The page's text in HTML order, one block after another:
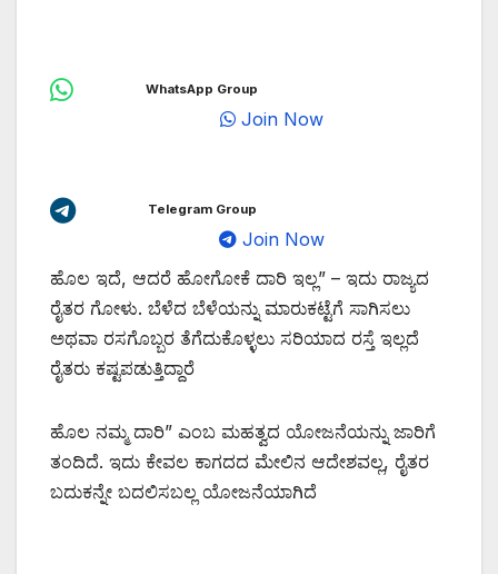
WhatsApp Group
Join Now
Telegram Group
Join Now
ಹೊಲ ಇದೆ, ಆದರೆ ಹೋಗೋಕೆ ದಾರಿ ಇಲ್ಲ” – ಇದು ರಾಜ್ಯದ
ರೈತರ ಗೋಳು. ಬೆಳೆದ ಬೆಳೆಯನ್ನು ಮಾರುಕಟ್ಟೆಗೆ ಸಾಗಿಸಲು
ಅಥವಾ ರಸಗೊಬ್ಬರ ತೆಗೆದುಕೊಳ್ಳಲು ಸರಿಯಾದ ರಸ್ತೆ ಇಲ್ಲದೆ
ರೈತರು ಕಷ್ಟಪಡುತ್ತಿದ್ದಾರೆ
ಹೊಲ ನಮ್ಮ ದಾರಿ” ಎಂಬ ಮಹತ್ವದ ಯೋಜನೆಯನ್ನು ಜಾರಿಗೆ
ತಂದಿದೆ. ಇದು ಕೇವಲ ಕಾಗದದ ಮೇಲಿನ ಆದೇಶವಲ್ಲ, ರೈತರ
ಬದುಕನ್ನೇ ಬದಲಿಸಬಲ್ಲ ಯೋಜನೆಯಾಗಿದೆ